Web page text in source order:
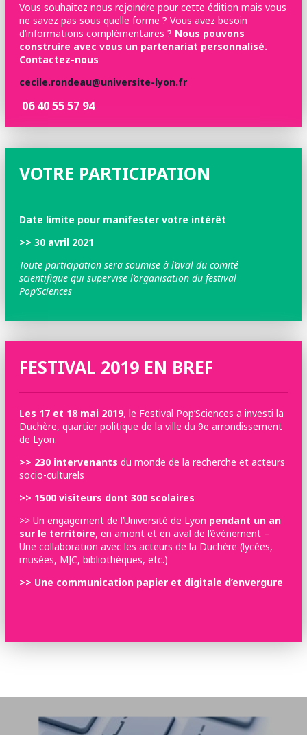
Vous souhaitez nous rejoindre pour cette édition mais vous
ne savez pas sous quelle forme ? Vous avez besoin
d’informations complémentaires ? Nous pouvons
construire avec vous un partenariat personnalisé.
Contactez-nous
cecile.rondeau@universite-lyon.fr
06 40 55 57 94
VOTRE PARTICIPATION
Date limite pour manifester votre intérêt
>> 30 avril 2021
Toute participation sera soumise à l’aval du comité
scientifique qui supervise l’organisation du festival
Pop’Sciences
FESTIVAL 2019 EN BREF
Les 17 et 18 mai 2019, le Festival Pop’Sciences a investi la
Duchère, quartier politique de la ville du 9e arrondissement
de Lyon.
>> 230 intervenants du monde de la recherche et acteurs
socio-culturels
>> 1500 visiteurs dont 300 scolaires
>> Un engagement de l’Université de Lyon pendant un an
sur le territoire, en amont et en aval de l’événement –
Une collaboration avec les acteurs de la Duchère (lycées,
musées, MJC, bibliothèques, etc.)
>> Une communication papier et digitale d’envergure